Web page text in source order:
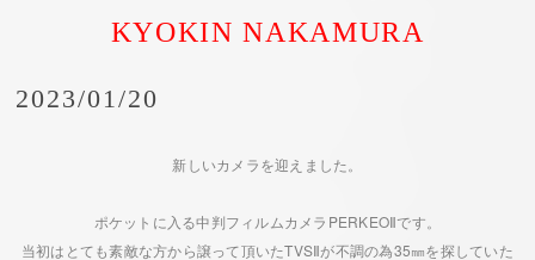
KYOKIN NAKAMURA
2023/01/20
新しいカメラを迎えました。
ポケットに入る中判フィルムカメラPERKEOⅡです。
当初はとても素敵な方から譲って頂いたTVSⅡが不調の為35㎜を探していた